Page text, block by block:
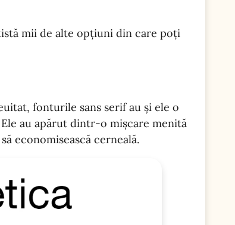
mii de alte opțiuni din care poți
fonturile sans serif au și ele o
au apărut dintr-o mișcare menită
economisească cerneală.